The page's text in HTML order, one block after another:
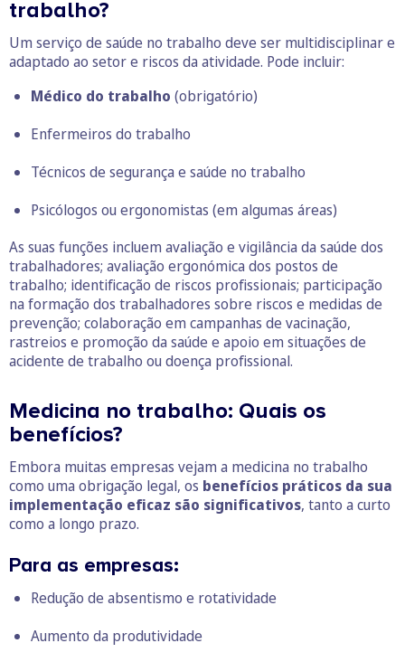
trabalho?
Um serviço de saúde no trabalho deve ser multidisciplinar e
adaptado ao setor e riscos da atividade. Pode incluir:
Médico do trabalho (obrigatório)
Enfermeiros do trabalho
Técnicos de segurança e saúde no trabalho
Psicólogos ou ergonomistas (em algumas áreas)
As suas funções incluem avaliação e vigilância da saúde dos
trabalhadores; avaliação ergonómica dos postos de
trabalho; identificação de riscos profissionais; participação
na formação dos trabalhadores sobre riscos e medidas de
prevenção; colaboração em campanhas de vacinação,
rastreios e promoção da saúde e apoio em situações de
acidente de trabalho ou doença profissional.
Medicina no trabalho: Quais os
benefícios?
Embora muitas empresas vejam a medicina no trabalho
como uma obrigação legal, os benefícios práticos da sua
implementação eficaz são significativos, tanto a curto
como a longo prazo.
Para as empresas:
Redução de absentismo e rotatividade
Aumento da produtividade